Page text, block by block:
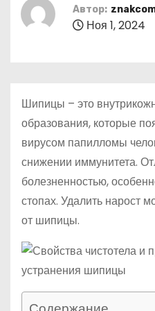
Автор:
Ноя 1, 2024
Шипицы – это
образования, которые
вирусом папилломы
снижении иммунитета.
болезненностью,
стопах. Удалить нарост
от шипицы.